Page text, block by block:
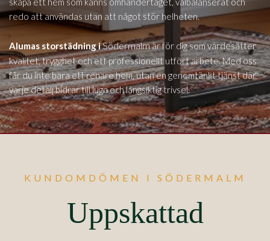
redo att användas utan att något stör helheten.
Alumas storstädning iSödermalmär för dig som värdesätter
kvalitet, trygghet och ett professionellt utfört arbete. Med oss
får du inte bara ett renare hem, utan en genomtänkt tjänst där
varje detalj bidrar till lugn och långsiktig trivsel.
KUNDOMDÖMEN I SÖDERMALM
Uppskattad